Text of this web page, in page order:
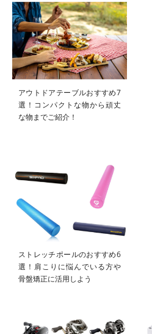
アウトドアテーブルおすすめ7
選！コンパクトな物から頑丈
な物までご紹介！
ストレッチポールのおすすめ6
選！肩こりに悩んでいる方や
骨盤矯正に活用しよう